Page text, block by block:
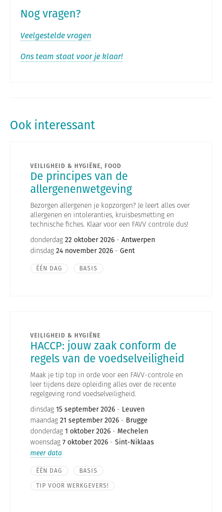
Nog vragen?
Veelgestelde vragen
Ons team staat voor je klaar!
Ook interessant
VEILIGHEID & HYGIËNE, FOOD
De principes van de
allergenenwetgeving
Bezorgen allergenen je kopzorgen? Je leert alles over
allergenen en intoleranties, kruisbesmetting en
technische fiches. Klaar voor een FAVV controle dus!
donderdag 22 oktober 2026 - Antwerpen
dinsdag 24 november 2026 - Gent
ÉÉN DAG BASIS
VEILIGHEID & HYGIËNE
HACCP: jouw zaak conform de
regels van de voedselveiligheid
Maak je tip top in orde voor een FAVV-controle en
leer tijdens deze opleiding alles over de recente
regelgeving rond voedselveiligheid.
dinsdag 15 september 2026 - Leuven
maandag 21 september 2026 - Brugge
donderdag 1 oktober 2026 - Mechelen
woensdag 7 oktober 2026 - Sint-Niklaas
meer data
ÉÉN DAG
BASIS
TIP VOOR WERKGEVERS!